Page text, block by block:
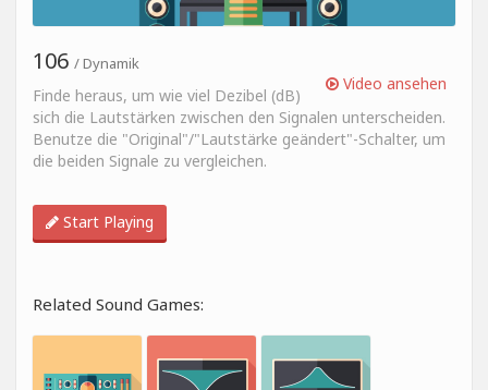
Video ansehen
106 / Dynamik
Finde heraus, um wie viel Dezibel (dB)
sich die Lautstärken zwischen den Signalen unterscheiden.
Benutze die "Original"/"Lautstärke geändert"-Schalter, um
die beiden Signale zu vergleichen.
Start Playing
Related Sound Games: